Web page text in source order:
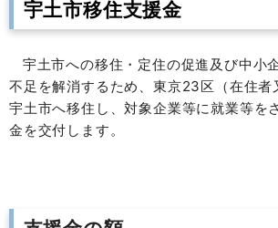
宇土市移住支援金
宇土市への移住・定住の促進及び中小
不足を解消するため、東京23区（在住者
宇土市へ移住し、対象企業等に就業等を
金を交付します。